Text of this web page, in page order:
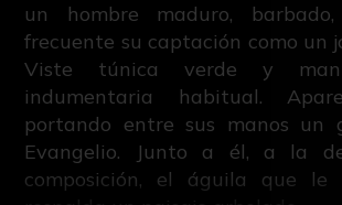
un hombre maduro,
frecuente su captación como un
Viste túnica verde y
indumentaria habitual.
portando entre sus manos un
Evangelio. Junto a él, a la
composición, el águila que le